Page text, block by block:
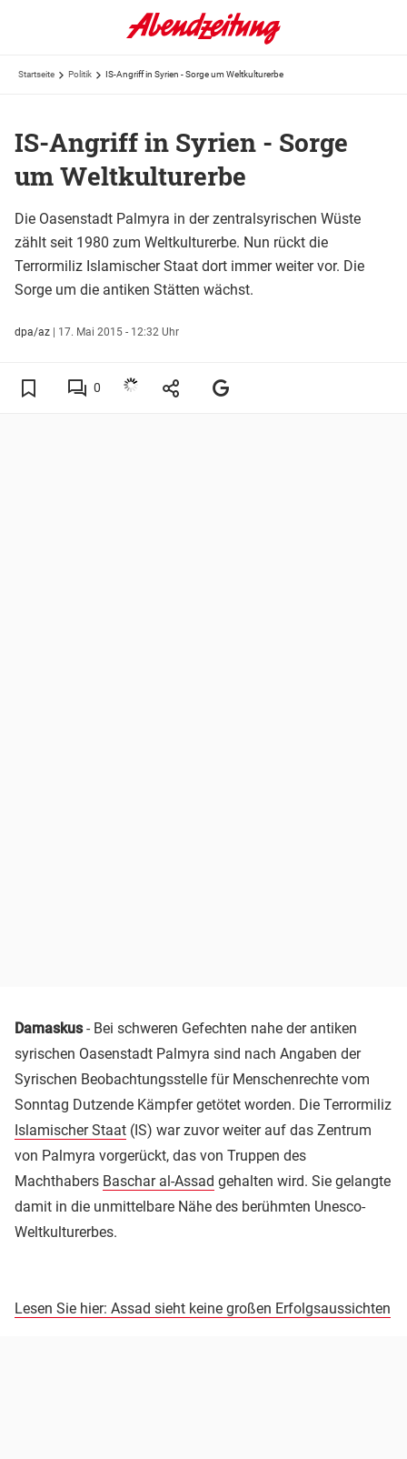
Startseite Politik IS-Angriff in Syrien - Sorge um Weltkulturerbe
IS-Angriff in Syrien - Sorge
um Weltkulturerbe
Die Oasenstadt Palmyra in der zentralsyrischen Wüste
zählt seit 1980 zum Weltkulturerbe. Nun rückt die
Terrormiliz Islamischer Staat dort immer weiter vor. Die
Sorge um die antiken Stätten wächst.
dpa/az | 17. Mai 2015 - 12:32 Uhr
0
Damaskus- Bei schweren Gefechten nahe der antiken
syrischen Oasenstadt Palmyra sind nach Angaben der
Syrischen Beobachtungsstelle für Menschenrechte vom
Sonntag Dutzende Kämpfer getötet worden. Die Terrormiliz
Islamischer Staat (IS) war zuvor weiter auf das Zentrum
von Palmyra vorgerückt, das von Truppen des
Machthabers Baschar al-Assad gehalten wird. Sie gelangte
damit in die unmittelbare Nähe des berühmten Unesco-
Weltkulturerbes.
Lesen Sie hier: Assad sieht keine großen Erfolgsaussichten